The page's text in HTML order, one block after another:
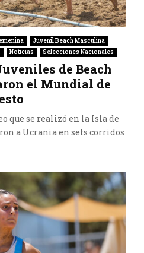
Juvenil Beach Masculina
Noticias Selecciones Nacionales
de Beach
el Mundial de
que se realizó en la Isla de
a Ucrania en sets corridos